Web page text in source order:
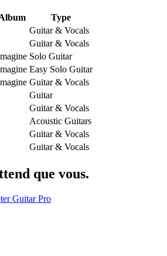
Type
Guitar & Vocals
Guitar & Vocals
Solo Guitar
Easy Solo Guitar
Guitar & Vocals
Guitar
Guitar & Vocals
Acoustic Guitars
Guitar & Vocals
Guitar & Vocals
que vous.
Guitar Pro